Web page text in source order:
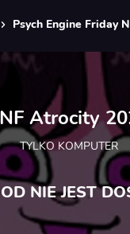
Psych Engine Friday
Atrocity
TYLKO KOMPUTER
NIE JEST